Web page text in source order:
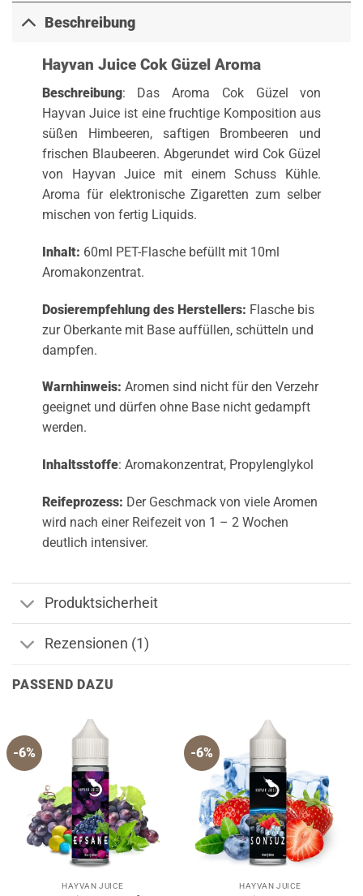
Beschreibung
Hayvan Juice Cok Güzel Aroma
Beschreibung: Das Aroma Cok Güzel von
Hayvan Juice ist eine fruchtige Komposition aus
süßen Himbeeren, saftigen Brombeeren und
frischen Blaubeeren. Abgerundet wird Cok Güzel
von Hayvan Juice mit einem Schuss Kühle.
Aroma für elektronische Zigaretten zum selber
mischen von fertig Liquids.
Inhalt: 60ml PET-Flasche befüllt mit 10ml
Aromakonzentrat.
Dosierempfehlung des Herstellers: Flasche bis
zur Oberkante mit Base auffüllen, schütteln und
dampfen.
Warnhinweis: Aromen sind nicht für den Verzehr
geeignet und dürfen ohne Base nicht gedampft
werden.
Inhaltsstoffe: Aromakonzentrat, Propylenglykol
Reifeprozess: Der Geschmack von viele Aromen
wird nach einer Reifezeit von 1 – 2 Wochen
deutlich intensiver.
Produktsicherheit
Rezensionen (1)
PASSEND DAZU
-6%
HAYVAN JUICE
-6%
HAYVAN JUICE